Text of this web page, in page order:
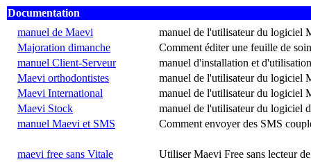
Documentation
manuel de Maevi
manuel de l'utilisateur du logiciel
Majoration dimanche
Comment éditer une feuille de
manuel Client-Serveur
manuel d'installation et
Maevi orthodontistes
manuel de l'utilisateur du logiciel
Maevi International
manuel de l'utilisateur du logiciel
Maevi Stock
manuel de l'utilisateur du logiciel
manuel Maevi et SMS
Comment envoyer des SMS
maevi free sans Vitale
Utiliser Maevi Free sans lecteur